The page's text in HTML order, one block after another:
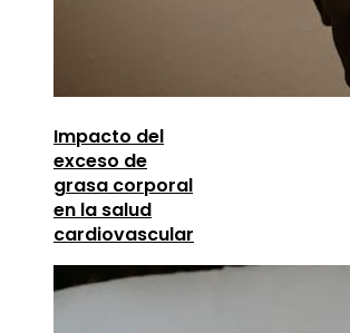
Impacto del
exceso de
grasa corporal
en la salud
cardiovascular